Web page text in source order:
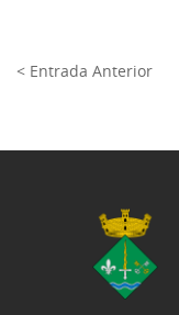
< Entrada Anterior